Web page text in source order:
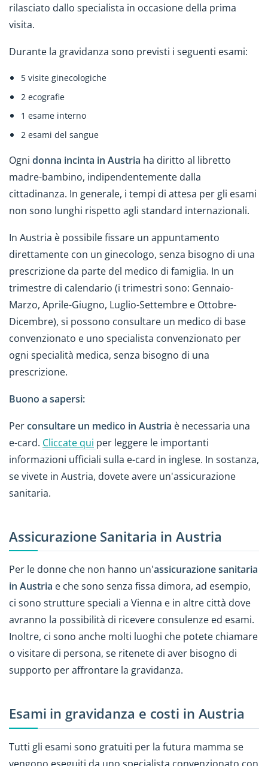
rilasciato dallo specialista in occasione della prima
visita.
Durante la gravidanza sono previsti i seguenti esami:
5 visite ginecologiche
2 ecografie
1 esame interno
2 esami del sangue
Ogni donna incinta in Austria ha diritto al libretto
madre-bambino, indipendentemente dalla
cittadinanza. In generale, i tempi di attesa per gli esami
non sono lunghi rispetto agli standard internazionali.
In Austria è possibile fissare un appuntamento
direttamente con un ginecologo, senza bisogno di una
prescrizione da parte del medico di famiglia. In un
trimestre di calendario (i trimestri sono: Gennaio-
Marzo, Aprile-Giugno, Luglio-Settembre e Ottobre-
Dicembre), si possono consultare un medico di base
convenzionato e uno specialista convenzionato per
ogni specialità medica, senza bisogno di una
prescrizione.
Buono a sapersi:
Perconsultare un medico in Austria è necessaria una
e-card. Cliccate qui per leggere le importanti
informazioni ufficiali sulla e-card in inglese. In sostanza,
se vivete in Austria, dovete avere un'assicurazione
sanitaria.
Assicurazione Sanitaria in Austria
Per le donne che non hanno un'assicurazione sanitaria
in Austria e che sono senza fissa dimora, ad esempio,
ci sono strutture speciali a Vienna e in altre città dove
avranno la possibilità di ricevere consulenze ed esami.
Inoltre, ci sono anche molti luoghi che potete chiamare
o visitare di persona, se ritenete di aver bisogno di
supporto per affrontare la gravidanza.
Esami in gravidanza e costi in Austria
Tutti gli esami sono gratuiti per la futura mamma se